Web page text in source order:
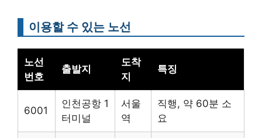
이용할 수 있는 노선
노선
번호
출발지
도착
지
특징
6001
인천공항 1
터미널
서울
역
직행, 약 60분 소
요